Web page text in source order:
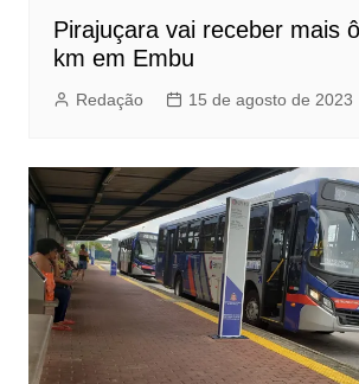
Pirajuçara vai receber mais
km em Embu
Redação 15 de agosto de 2023